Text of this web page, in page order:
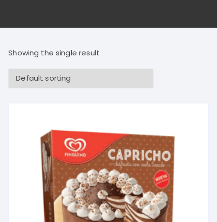
Showing the single result